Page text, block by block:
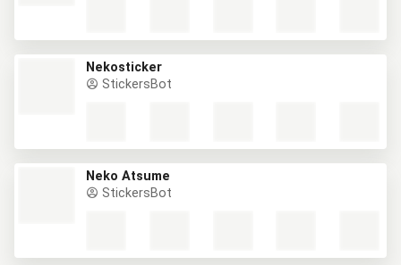
Nekosticker
StickersBot
Neko Atsume
StickersBot